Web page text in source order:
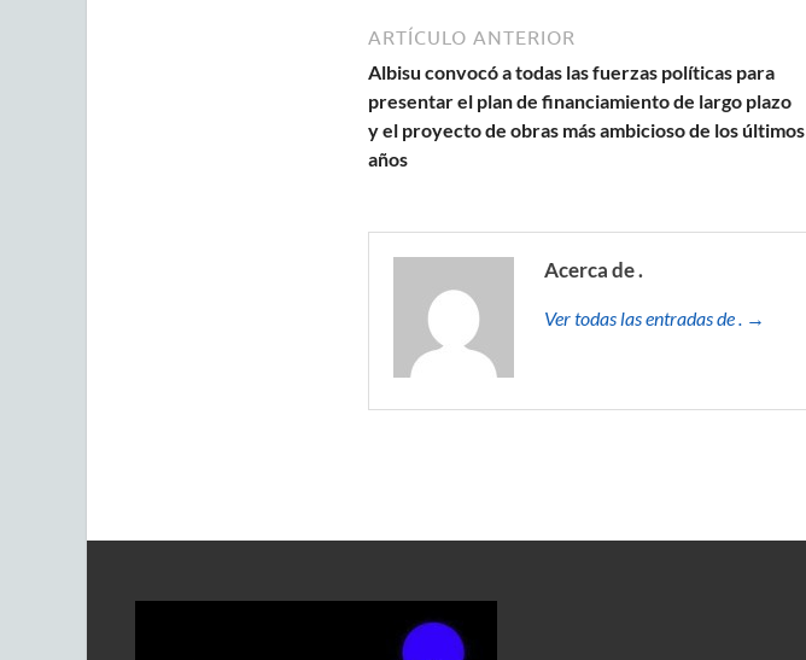
ARTÍCULO ANTERIOR
Albisu convocó a todas las fuerzas políticas para
presentar el plan de financiamiento de largo plazo
y el proyecto de obras más ambicioso de los últimos
años
Acerca de .
Ver todas las entradas de . →